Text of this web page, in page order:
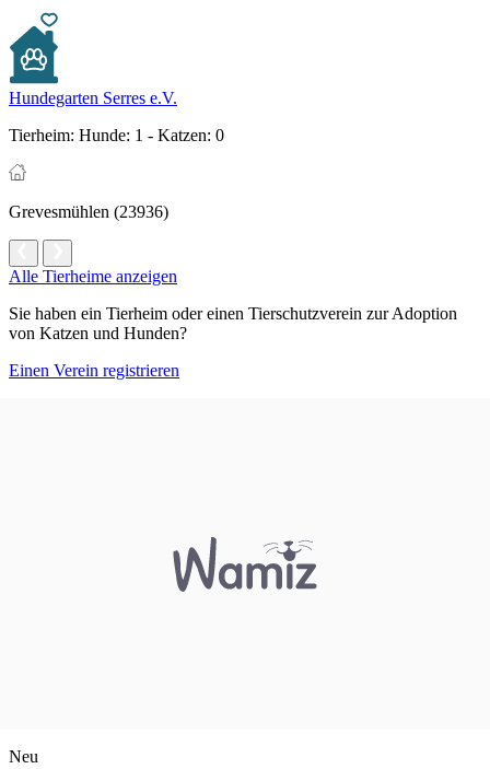
Hundegarten Serres e.V.
Tierheim: Hunde: 1 - Katzen: 0
Grevesmühlen (23936)
Alle Tierheime anzeigen
Sie haben ein Tierheim oder einen Tierschutzverein zur Adoption
von Katzen und Hunden?
Einen Verein registrieren
Neu